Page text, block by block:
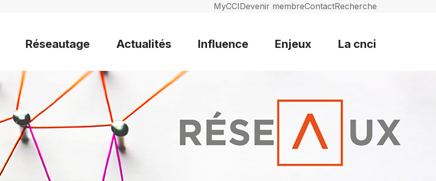
MyCCIDevenir membreContactRecherche
Réseautage Actualités Influence Enjeux La cnci